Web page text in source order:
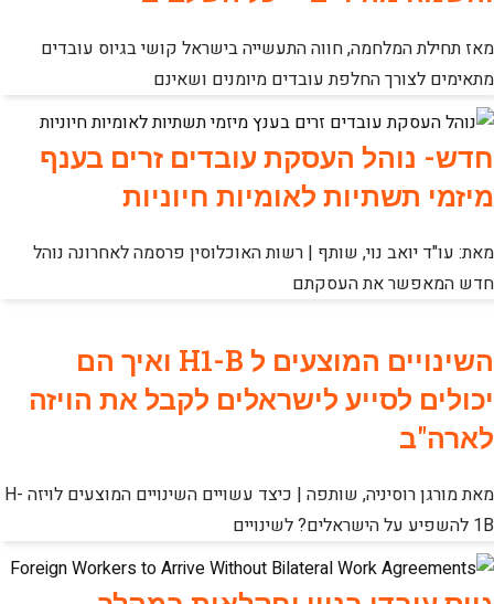
מאז תחילת המלחמה, חווה התעשייה בישראל קושי בגיוס עובדים
מתאימים לצורך החלפת עובדים מיומנים ושאינם
חדש- נוהל העסקת עובדים זרים בענף
מיזמי תשתיות לאומיות חיוניות
מאת: עו"ד יואב נוי, שותף | רשות האוכלוסין פרסמה לאחרונה נוהל
חדש המאפשר את העסקתם
השינויים המוצעים ל H1-B ואיך הם
יכולים לסייע לישראלים לקבל את הויזה
לארה"ב
מאת מורגן רוסיניה, שותפה | כיצד עשויים השינויים המוצעים לויזה H-
1B להשפיע על הישראלים? לשינויים